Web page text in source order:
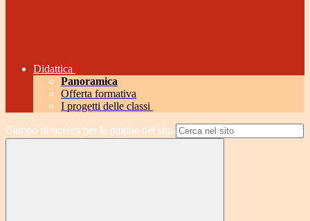
Didattica
Panoramica
Offerta formativa
I progetti delle classi
Campo di ricerca per le pagine del sito